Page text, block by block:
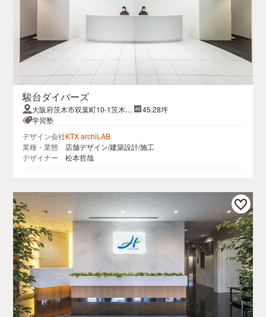
駿台ダイバーズ
大阪府茨木市双葉町10-1茨木東
阪急ビル4階
45.28坪
学習塾
デザイン会社KTX archiLAB
業種・業態
店舗デザイン/建築設計/施工
デザイナー
松本哲哉